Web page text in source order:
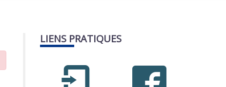
LIENS PRATIQUES